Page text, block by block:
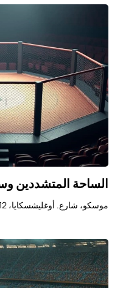
الساحة المتشددين
موسكو، شارع. أوغليشسكايا، 12